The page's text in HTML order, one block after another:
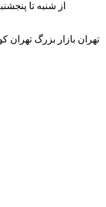
از شنبه تا پنجشنبه ، 8 تا 19 آماده پاسخگویی به
تهران بازار بزرگ